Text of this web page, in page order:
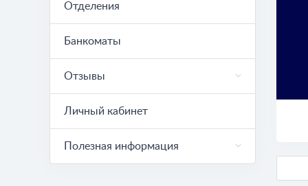
Отделения
Банкоматы
Отзывы
Личный кабинет
Полезная информация